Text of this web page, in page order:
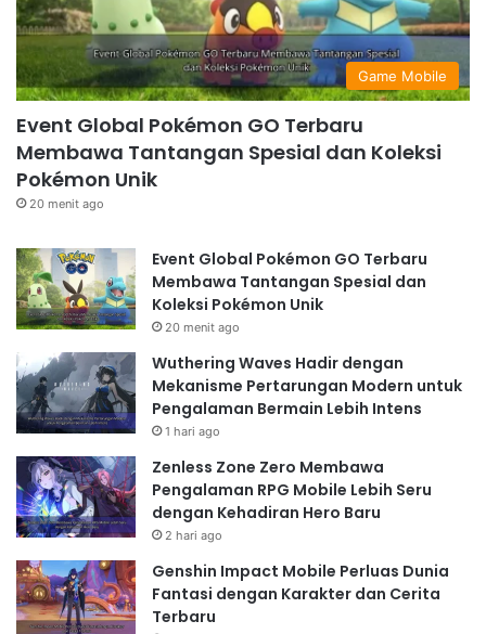
Game Mobile
Event Global Pokémon GO Terbaru
Membawa Tantangan Spesial dan Koleksi
Pokémon Unik
20 menit ago
Event Global Pokémon GO Terbaru
Membawa Tantangan Spesial dan
Koleksi Pokémon Unik
20 menit ago
Wuthering Waves Hadir dengan
Mekanisme Pertarungan Modern untuk
Pengalaman Bermain Lebih Intens
1 hari ago
Zenless Zone Zero Membawa
Pengalaman RPG Mobile Lebih Seru
dengan Kehadiran Hero Baru
2 hari ago
Genshin Impact Mobile Perluas Dunia
Fantasi dengan Karakter dan Cerita
Terbaru